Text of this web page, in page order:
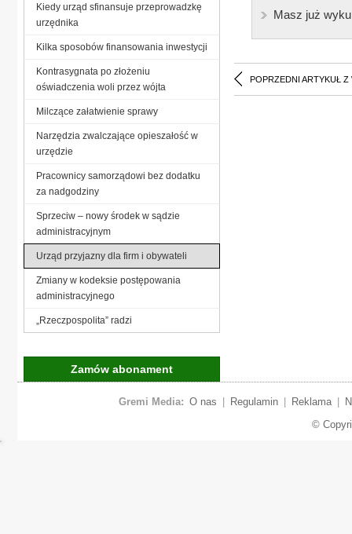
Masz już
POPRZEDNI ARTYKUŁ Z
Kiedy urząd sfinansuje przeprowadzkę
urzędnika
Kilka sposobów finansowania inwestycji
Kontrasygnata po złożeniu
oświadczenia woli przez wójta
Milczące załatwienie sprawy
Narzędzia zwalczające opieszałość w
urzędzie
Pracownicy samorządowi bez dodatku
za nadgodziny
Sprzeciw – nowy środek w sądzie
administracyjnym
Urząd przyjazny dla firm i obywateli
Zmiany w kodeksie postępowania
administracyjnego
„Rzeczpospolita” radzi
Zamów abonament
Gremi Media: O nas Regulamin Reklama
©